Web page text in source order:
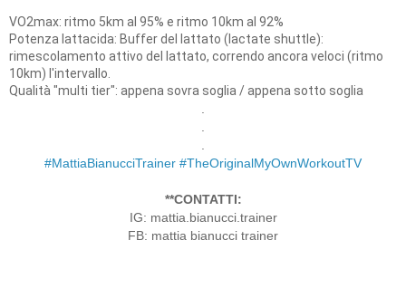
Potenza lattacida: Buffer del lattato (lactate shuttle):
rimescolamento attivo del lattato, correndo ancora veloci (ritmo
#MattiaBianucciTrainer #TheOriginalMyOwnWorkoutTV
**CONTATTI:
IG: mattia.bianucci.trainer
FB: mattia bianucci trainer